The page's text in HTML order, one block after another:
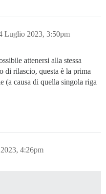
Luglio 2023, 3:50pm
attenersi alla stessa
di rilascio, questa è la prima
(a causa di quella singola riga
4:26pm